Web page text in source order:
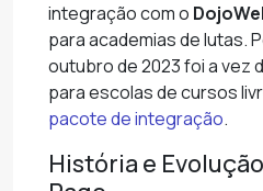
integração com o
para academias de lutas.
outubro de 2023 foi a vez
para escolas de cursos
pacote de integração.
História e